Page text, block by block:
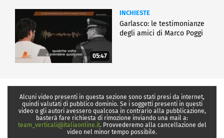
05:47
INCHIESTE
Garlasco: le testimonianze
degli amici di Marco Poggi
Alcuni video presenti in questa sezione sono stati presi da internet,
quindi valutati di pubblico dominio. Se i soggetti presenti in questi
video o gli autori avessero qualcosa in contrario alla pubblicazione,
basterà fare richiesta di rimozione inviando una mail a:
team_verticali@italiaonline.it. Provvederemo alla cancellazione del
video nel minor tempo possibile.